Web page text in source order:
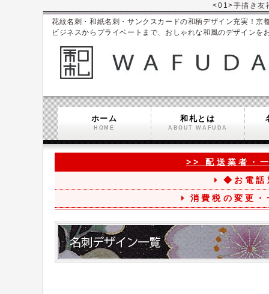
<01>手描き友
花紋名刺・和紙名刺・サンクスカードの和柄デザイン充実！京
ビジネスからプライベートまで、おしゃれな和風のデザインを
ホーム
HOME
和札とは
ABOUT WAFUDA
>> 配送業者・
◆お電話
消費税の変更